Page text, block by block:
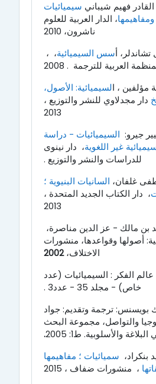
فهيم شيباني سيميائيات
، الدار العربية للعلوم
ناشرون، 2010
تشاندلر، أسس السيميائية، ،
العربية للترجمة . 2008
مؤلفين ، السيميائية: الأصول،
دار مجدلاوي للنشر والتوزيع ،
2013
جيرو: السيميائيات - دراسة
غير اللغوية، دار نينوى
للدراسات والنشر والتوزيع .
غلفان، السانيات البنيوية ؛
، دار الكتاب الجديد المتحدة ،
2013
بن مالك - عز الدين مناصرة،
أصولها وقواعدها، منشورات
الاختلاف،2002
الفكر : السيميائيات (عدد
خاص) - مجلد 35 - عدد3 .
بويسنس: ترجمة وتقديم: جواد
والتواصل، مجموعة البحث
والأسلوبية. ط1: 2005
.
بنكراد، سميائيات ؛ مفاهيمها
، منشورات ضفاف ، 2015